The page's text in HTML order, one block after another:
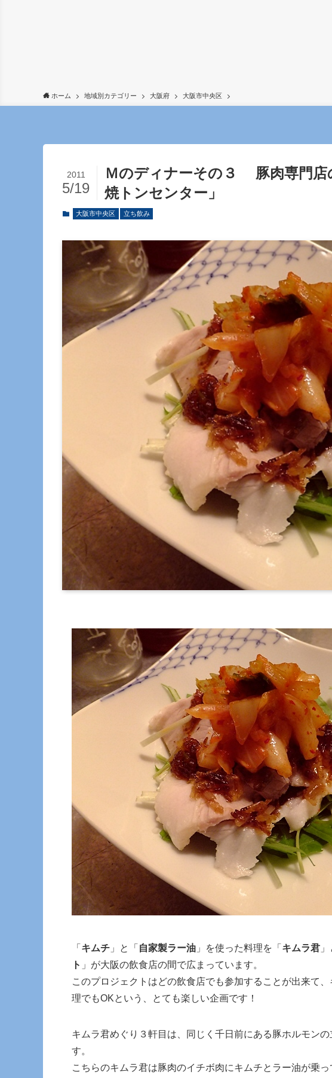
ホーム 地域別カテゴリー 大阪府 大阪市中央区
Ｍのディナーその３ 豚肉専門
焼トンセンター」
2011
5/19
大阪市中央区 立ち飲み
「 キムチ 」と「 自家製ラー油 」を使った料理を「 キムラ君
ト 」が大阪の飲食店の間で広まっています。
このプロジェクトはどの飲食店でも参加することが出来て
理でもOKという、とても楽しい企画です！
キムラ君めぐり３軒目は、同じく千日前にある豚ホルモンの
す。
こちらのキムラ君は豚肉のイチボ肉にキムチとラー油が乗っ